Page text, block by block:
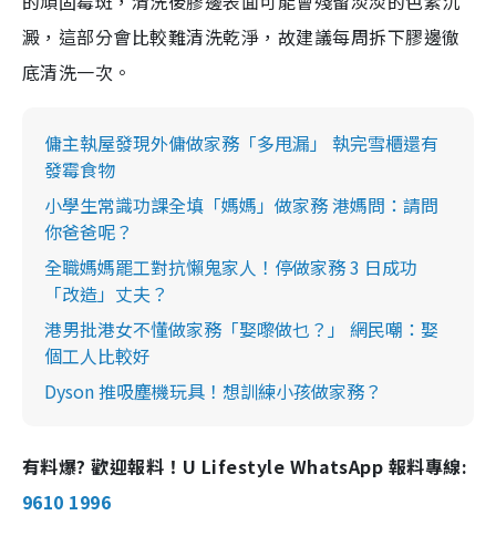
澱，這部分會比較難清洗乾淨，故建議每周拆下膠邊徹
底清洗一次。
傭主執屋發現外傭做家務「多甩漏」 執完雪櫃還有
發霉食物
小學生常識功課全填「媽媽」做家務 港媽問：請問
你爸爸呢？
全職媽媽罷工對抗懶鬼家人！停做家務 3 日成功
「改造」丈夫？
港男批港女不懂做家務「娶嚟做乜？」 網民嘲：娶
個工人比較好
Dyson 推吸塵機玩具！想訓練小孩做家務？
有料爆? 歡迎報料！U Lifestyle WhatsApp 報料專線:
9610 1996